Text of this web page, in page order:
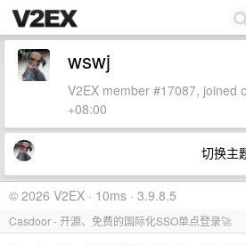
wswj
V2EX member #17087, joined
+08:00
切换主
© 2026 V2EX · 10ms · 3.9.8.5
Casdoor - 开源、免费的国际化SSO单点登录🚀